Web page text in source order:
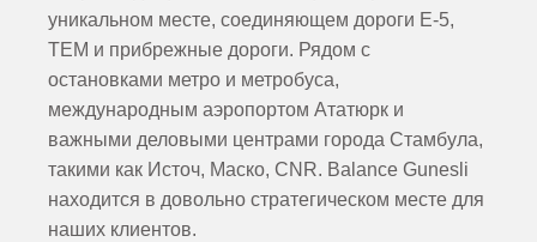
уникальном месте, соединяющем дороги E-5,
TEM и прибрежные дороги. Рядом с
остановками метро и метробуса,
международным аэропортом Ататюрк и
важными деловыми центрами города Стамбула,
такими как Источ, Маско, CNR. Balance Gunesli
находится в довольно стратегическом месте для
наших клиентов.